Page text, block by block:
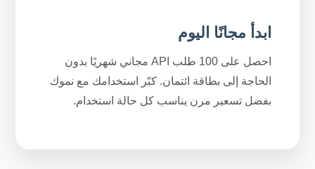
ابدأ مجانًا اليوم
احصل على 100 طلب API مجاني شهريًا بدون
الحاجة إلى بطاقة ائتمان. كبّر استخدامك مع نموك
بفضل تسعير مرن يناسب كل حالة استخدام.